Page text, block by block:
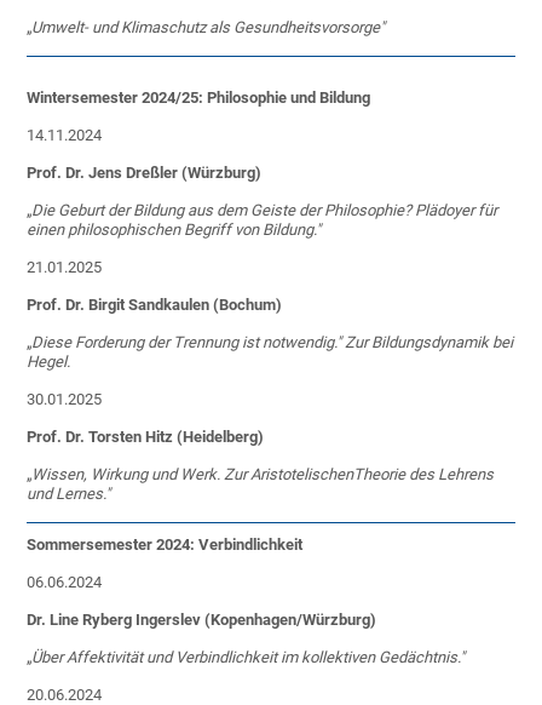
„Umwelt- und Klimaschutz als Gesundheitsvorsorge"
Wintersemester 2024/25: Philosophie und Bildung
14.11.2024
Prof. Dr. Jens Dreßler (Würzburg)
„Die Geburt der Bildung aus dem Geiste der Philosophie? Plädoyer für
einen philosophischen Begriff von Bildung."
21.01.2025
Prof. Dr. Birgit Sandkaulen (Bochum)
„Diese Forderung der Trennung ist notwendig." Zur Bildungsdynamik bei
Hegel.
30.01.2025
Prof. Dr. Torsten Hitz (Heidelberg)
„Wissen, Wirkung und Werk. Zur AristotelischenTheorie des Lehrens
und Lernes."
Sommersemester 2024: Verbindlichkeit
06.06.2024
Dr. Line Ryberg Ingerslev (Kopenhagen/Würzburg)
„Über Affektivität und Verbindlichkeit im kollektiven Gedächtnis."
20.06.2024